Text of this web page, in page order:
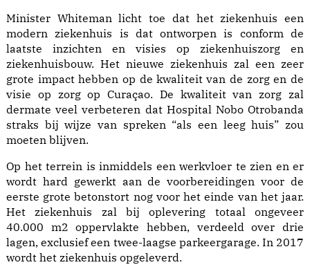
Minister Whiteman licht toe dat het ziekenhuis een
modern ziekenhuis is dat ontworpen is conform de
laatste inzichten en visies op ziekenhuiszorg en
ziekenhuisbouw. Het nieuwe ziekenhuis zal een zeer
grote impact hebben op de kwaliteit van de zorg en de
visie op zorg op Curaçao. De kwaliteit van zorg zal
dermate veel verbeteren dat Hospital Nobo Otrobanda
straks bij wijze van spreken “als een leeg huis” zou
moeten blijven.
Op het terrein is inmiddels een werkvloer te zien en er
wordt hard gewerkt aan de voorbereidingen voor de
eerste grote betonstort nog voor het einde van het jaar.
Het ziekenhuis zal bij oplevering totaal ongeveer
40.000 m2 oppervlakte hebben, verdeeld over drie
lagen, exclusief een twee-laagse parkeergarage. In 2017
wordt het ziekenhuis opgeleverd.